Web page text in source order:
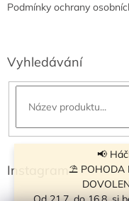
📢
⛱ POHODA
Podmínky ochrany
Vyhledávání
Instagram